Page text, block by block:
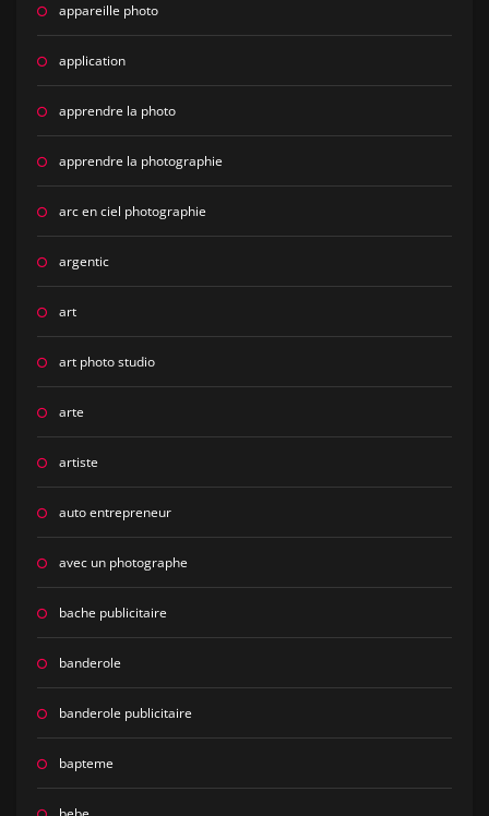
appareille photo
application
apprendre la photo
apprendre la photographie
arc en ciel photographie
argentic
art
art photo studio
arte
artiste
auto entrepreneur
avec un photographe
bache publicitaire
banderole
banderole publicitaire
bapteme